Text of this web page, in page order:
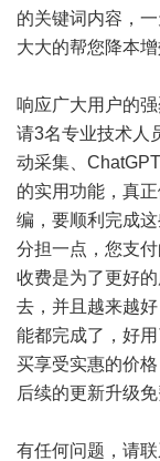
的关键词内容，
大大的帮您降本增
响应广大用户的
请3名专业技术人
动采集、
的实用功能，真
编，要顺利完成
分担一点，您支
收费是为了更好
去，并且越来越
能都完成了，好
买享受实惠的价
后续的更新升级免
有任何问题，请